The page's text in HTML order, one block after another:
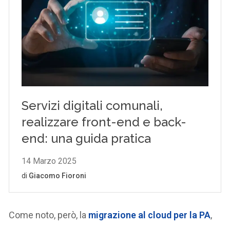
Come noto, però, la migrazione al cloud per la PA,